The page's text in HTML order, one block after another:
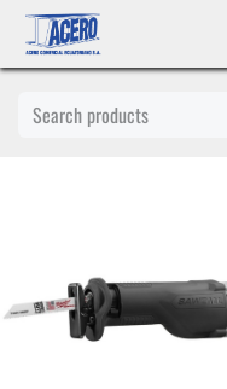
Ir al contenido